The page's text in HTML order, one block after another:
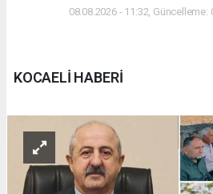
08.08.2026 - 11:32, Güncelleme:
KOCAELİ HABERİ